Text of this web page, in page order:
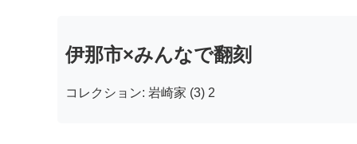
伊那市×みんなで翻刻
コレクション: 岩崎家 (3) 2